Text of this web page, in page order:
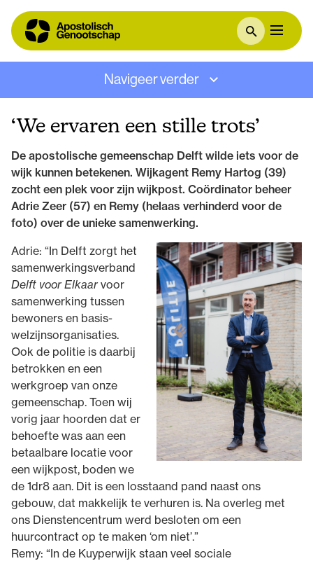
Navigeer verder
‘We ervaren een stille trots’
De apostolische gemeenschap Delft wilde iets voor de
wijk kunnen betekenen. Wijkagent Remy Hartog (39)
zocht een plek voor zijn wijkpost. Coördinator beheer
Adrie Zeer (57) en Remy (helaas verhinderd voor de
foto) over de unieke samenwerking.
Adrie: “In Delft zorgt het
samenwerkingsverband
Delft voor Elkaarvoor
samenwerking tussen
bewoners en basis-
welzijnsorganisaties.
Ook de politie is daarbij
betrokken en een
werkgroep van onze
gemeenschap. Toen wij
vorig jaar hoorden dat er
behoefte was aan een
betaalbare locatie voor
een wijkpost, boden we
de 1dr8 aan. Dit is een losstaand pand naast ons
gebouw, dat makkelijk te verhuren is. Na overleg met
ons Dienstencentrum werd besloten om een
huurcontract op te maken ‘om niet’.”
Remy: “In de Kuyperwijk staan veel sociale